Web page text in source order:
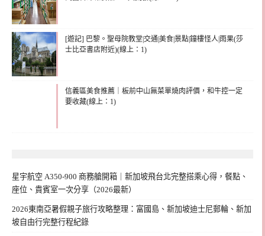
[遊記] 巴黎。聖母院教堂|交通|美食|景點|鐘樓怪人|雨果(莎
士比亞書店附近)(線上：1)
信義區美食推薦｜板前中山無菜單燒肉評價，和牛控一定
要收藏(線上：1)
星宇航空 A350-900 商務艙開箱｜新加坡飛台北完整搭乘心得，餐點、
座位、貴賓室一次分享（2026最新）
2026東南亞暑假親子旅行攻略整理：富國島、新加坡迪士尼郵輪、新加
坡自由行完整行程紀錄